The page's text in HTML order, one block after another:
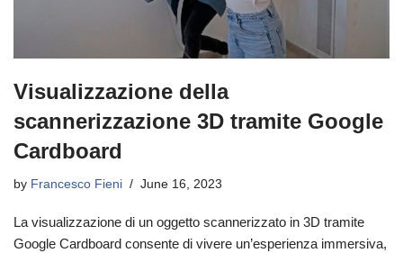
Visualizzazione della
scannerizzazione 3D tramite Google
Cardboard
by Francesco Fieni June 16, 2023
La visualizzazione di un oggetto scannerizzato in 3D tramite
Google Cardboard consente di vivere un’esperienza immersiva,